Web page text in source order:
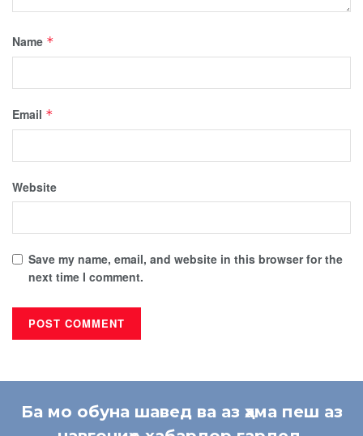
Name *
Email *
Website
Save my name, email, and website in this browser for the
next time I comment.
Ба мо обуна шавед ва аз ҳама пеш аз